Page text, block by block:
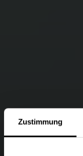
Zustimmung